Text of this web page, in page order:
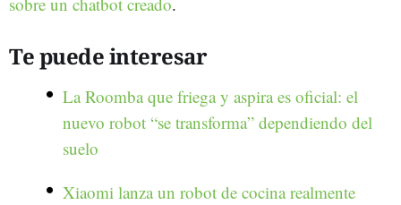
Te puede interesar
La Roomba que friega y aspira es oficial: el
nuevo robot “se transforma” dependiendo del
suelo
Xiaomi lanza un robot de cocina realmente